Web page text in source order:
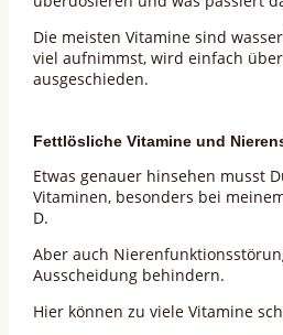
Die meisten Vitamine sind
viel aufnimmst, wird einfach
ausgeschieden.
Fettlösliche Vitamine und
Etwas genauer hinsehen musst
Vitaminen, besonders bei
D.
Aber auch
Ausscheidung behindern.
Hier können zu viele Vitamine